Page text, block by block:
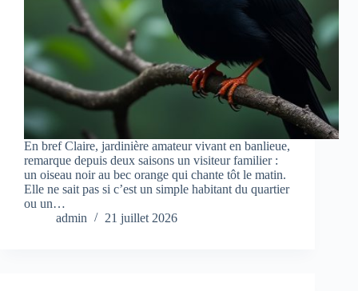
En bref Claire, jardinière amateur vivant en banlieue,
remarque depuis deux saisons un visiteur familier :
un oiseau noir au bec orange qui chante tôt le matin.
Elle ne sait pas si c’est un simple habitant du quartier
ou un…
admin
21 juillet 2026